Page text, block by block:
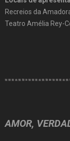
Recreios da
Teatro Amélia Rey-
AMOR,